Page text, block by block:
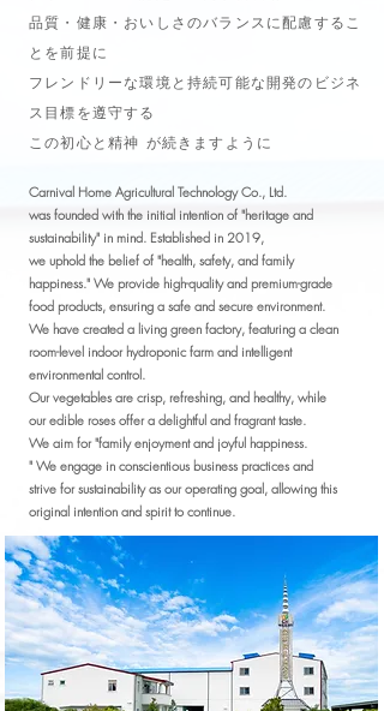
品質・健康・おいしさのバランスに配慮するこ
とを前提に
フレンドリーな環境と持続可能な開発のビジネ
ス目標を遵守する
この初心と精神 が続きますように
Carnival Home Agricultural Technology Co., Ltd.
was founded with the initial intention of "heritage and
sustainability" in mind. Established in 2019,
we uphold the belief of "health, safety, and family
happiness." We provide high-quality and premium-grade
food products, ensuring a safe and secure environment.
We have created a living green factory, featuring a clean
room-level indoor hydroponic farm and intelligent
environmental control.
Our vegetables are crisp, refreshing, and healthy, while
our edible roses offer a delightful and fragrant taste.
We aim for "family enjoyment and joyful happiness.
" We engage in conscientious business practices and
strive for sustainability as our operating goal, allowing this
original intention and spirit to continue.